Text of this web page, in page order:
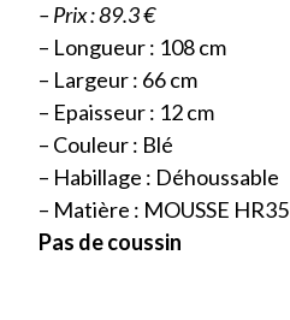
– Prix : 89.3 €
– Longueur : 108 cm
– Largeur : 66 cm
– Epaisseur : 12 cm
– Couleur : Blé
– Habillage : Déhoussable
– Matière : MOUSSE HR35
Pas de coussin